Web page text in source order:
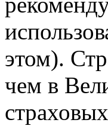
этом).
чем в